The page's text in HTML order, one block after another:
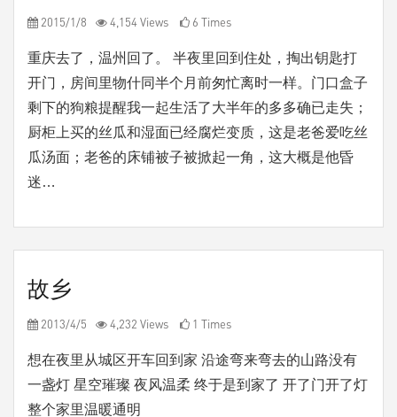
2015/1/8 4,154 Views 6 Times
重庆去了，温州回了。 半夜里回到住处，掏出钥匙打
开门，房间里物什同半个月前匆忙离时一样。门口盒子
剩下的狗粮提醒我一起生活了大半年的多多确已走失；
厨柜上买的丝瓜和湿面已经腐烂变质，这是老爸爱吃丝
瓜汤面；老爸的床铺被子被掀起一角，这大概是他昏
迷…
故乡
2013/4/5 4,232 Views 1 Times
想在夜里从城区开车回到家 沿途弯来弯去的山路没有
一盏灯 星空璀璨 夜风温柔 终于是到家了 开了门开了灯
整个家里温暖通明